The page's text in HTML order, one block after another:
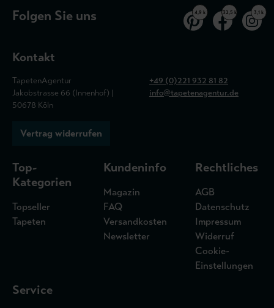
Folgen Sie uns 4,9 k 32,5 k 3,1 k
Kontakt
TapetenAgentur
Jakobstrasse 66 (Innenhof) |
50678 Köln
+49 (0)221 932 81 82
info@tapetenagentur.de
Vertrag widerrufen
Top-
Kategorien
Topseller
Tapeten
Kundeninfo
Magazin
FAQ
Versandkosten
Newsletter
Rechtliches
AGB
Datenschutz
Impressum
Widerruf
Cookie-
Einstellungen
Service